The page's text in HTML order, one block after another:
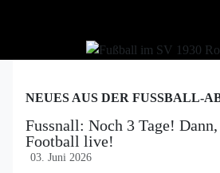
NEUES AUS DER FUSSBALL-
Fussnall: Noch 3 Tage!
Football live!
03. Juni 2026